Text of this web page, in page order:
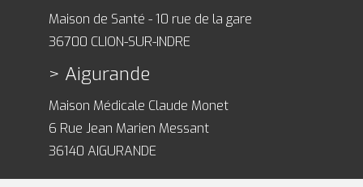
Maison de Santé - 10 rue de la gare
36700 CLION-SUR-INDRE
Aigurande
Maison Médicale Claude Monet
6 Rue Jean Marien Messant
36140 AIGURANDE